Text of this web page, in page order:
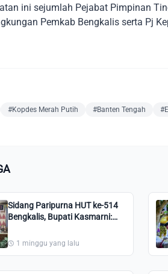
ini sejumlah Pejabat Pimpinan
Pemkab Bengkalis serta Pj
#Kopdes Merah Putih #Banten Tengah
Sidang Paripurna HUT ke-514
Bengkalis, Bupati Kasmarni:
Kita1 minggu yang lalu